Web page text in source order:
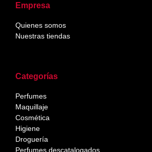
Categorías
Perfumes
Maquillaje
Cosmética
Higiene
Droguería
Perfumes descatalogados
Empresa
Quienes somos
Nuestras tiendas